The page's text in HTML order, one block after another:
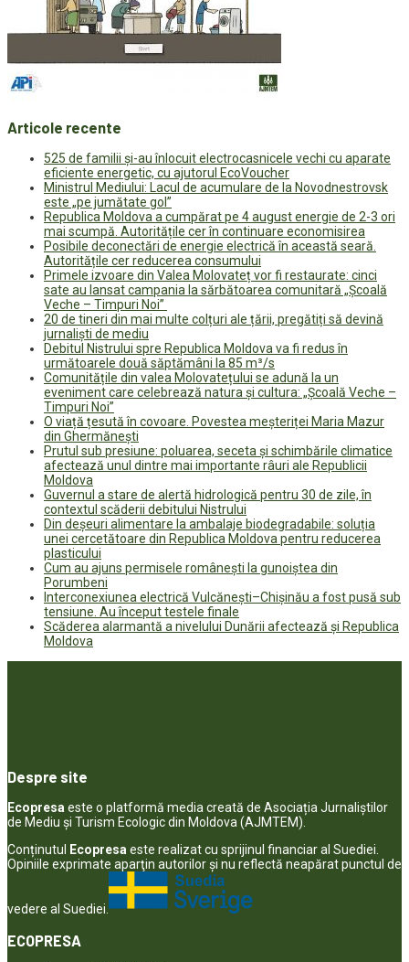
Articole recente
525 de familii și-au înlocuit electrocasnicele vechi cu aparate
eficiente energetic, cu ajutorul EcoVoucher
Ministrul Mediului: Lacul de acumulare de la Novodnestrovsk
este „pe jumătate gol”
Republica Moldova a cumpărat pe 4 august energie de 2-3 ori
mai scumpă. Autoritățile cer în continuare economisirea
Posibile deconectări de energie electrică în această seară.
Autoritățile cer reducerea consumului
Primele izvoare din Valea Molovateț vor fi restaurate: cinci
sate au lansat campania la sărbătoarea comunitară „Școală
Veche – Timpuri Noi”
20 de tineri din mai multe colțuri ale țării, pregătiți să devină
jurnaliști de mediu
Debitul Nistrului spre Republica Moldova va fi redus în
următoarele două săptămâni la 85 m³/s
Comunitățile din valea Molovatețului se adună la un
eveniment care celebrează natura și cultura: „Școală Veche –
Timpuri Noi”
O viață țesută în covoare. Povestea meșteriței Maria Mazur
din Ghermănești
Prutul sub presiune: poluarea, seceta și schimbările climatice
afectează unul dintre mai importante râuri ale Republicii
Moldova
Guvernul a stare de alertă hidrologică pentru 30 de zile, în
contextul scăderii debitului Nistrului
Din deșeuri alimentare la ambalaje biodegradabile: soluția
unei cercetătoare din Republica Moldova pentru reducerea
plasticului
Cum au ajuns permisele românești la gunoiștea din
Porumbeni
Interconexiunea electrică Vulcănești–Chișinău a fost pusă sub
tensiune. Au început testele finale
Scăderea alarmantă a nivelului Dunării afectează și Republica
Moldova
Despre site
Ecopresa este o platformă media creată de Asociația Jurnaliștilor
de Mediu și Turism Ecologic din Moldova (AJMTEM).
Conținutul
Ecopresa este realizat cu sprijinul financiar al Suediei.
Opiniile exprimate aparţin autorilor şi nu reflectă neapărat punctul de
vedere al Suediei.
ECOPRESA